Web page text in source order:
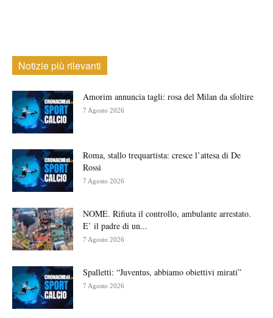
Notizie più rilevanti
Amorim annuncia tagli: rosa del Milan da sfoltire
7 Agosto 2026
Roma, stallo trequartista: cresce l’attesa di De
Rossi
7 Agosto 2026
NOME. Rifiuta il controllo, ambulante arrestato.
E’ il padre di un...
7 Agosto 2026
Spalletti: “Juventus, abbiamo obiettivi mirati”
7 Agosto 2026